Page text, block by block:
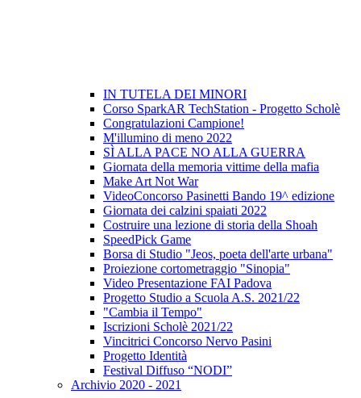
IN TUTELA DEI MINORI
Corso SparkAR TechStation - Progetto Scholè
Congratulazioni Campione!
M'illumino di meno 2022
SÌ ALLA PACE NO ALLA GUERRA
Giornata della memoria vittime della mafia
Make Art Not War
VideoConcorso Pasinetti Bando 19^ edizione
Giornata dei calzini spaiati 2022
Costruire una lezione di storia della Shoah
SpeedPick Game
Borsa di Studio "Jeos, poeta dell'arte urbana"
Proiezione cortometraggio "Sinopia"
Video Presentazione FAI Padova
Progetto Studio a Scuola A.S. 2021/22
"Cambia il Tempo"
Iscrizioni Scholè 2021/22
Vincitrici Concorso Nervo Pasini
Progetto Identità
Festival Diffuso “NODI”
Archivio 2020 - 2021